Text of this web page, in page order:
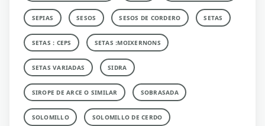
SEPIAS SESOS SESOS DE CORDERO SETAS
SETAS : CEPS SETAS :MOIXERNONS
SETAS VARIADAS SIDRA
SIROPE DE ARCE O SIMILAR SOBRASADA
SOLOMILLO SOLOMILLO DE CERDO